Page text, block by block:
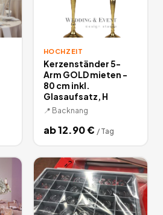
HOCHZEIT
Kerzenständer 5-
Arm GOLD mieten -
80 cm inkl.
Glasaufsatz, H
📍 Backnang
ab12.90€ / Tag